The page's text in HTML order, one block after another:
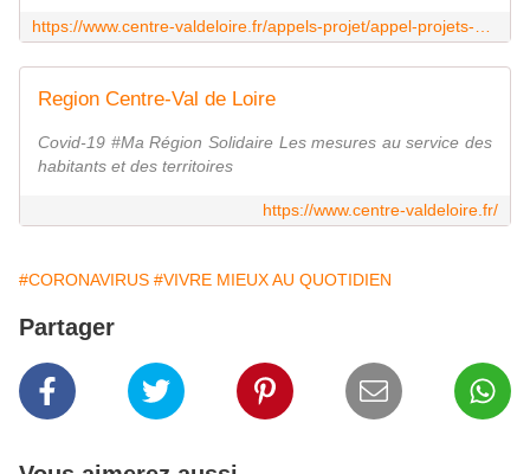
Region Centre-Val de Loire
Covid-19 #Ma Région Solidaire Les mesures au service des
habitants et des territoires
https://www.centre-valdeloire.fr/
#CORONAVIRUS #VIVRE MIEUX AU QUOTIDIEN
Partager